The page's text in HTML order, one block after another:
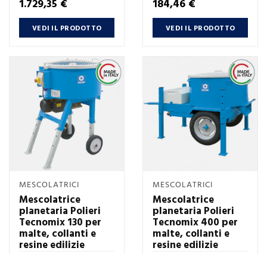
Prezzo
1.729,35 €
VEDI IL PRODOTTO
Prezzo
184,46 €
VEDI IL PRODOTTO
MESCOLATRICI
Mescolatrice
planetaria Polieri
Tecnomix 130 per
malte, collanti e
resine edilizie
MESCOLATRICI
Mescolatrice
planetaria Polieri
Tecnomix 400 per
malte, collanti e
resine edilizie